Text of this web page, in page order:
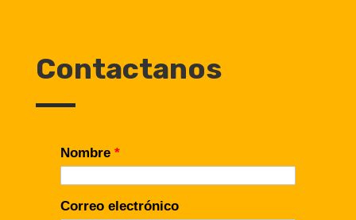
Contactanos
Nombre *
Correo electrónico